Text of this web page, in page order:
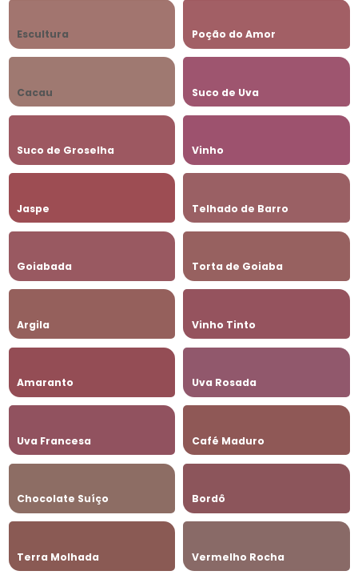
Escultura Poção do Amor
Cacau Suco de Uva
Suco de Groselha Vinho
Jaspe Telhado de Barro
Goiabada Torta de Goiaba
Argila Vinho Tinto
Amaranto Uva Rosada
Uva Francesa Café Maduro
Chocolate Suíço Bordô
Terra Molhada Vermelho Rocha